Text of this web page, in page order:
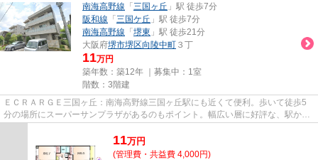
南海高野線 「 三国ヶ丘 」駅 徒歩7分
阪和線 「 三国ケ丘 」駅 徒歩7分
南海高野線 「 堺東 」駅 徒歩21分
大阪府堺市堺区向陵中町 ３丁
11万円
築年数：築12年 ｜募集中： 1室
階数：3階建
ＥＣＲＡＲＧＥ三国ヶ丘：南海高野線三国ヶ丘駅にも近くて便利。歩いて徒歩5
分の場所にスーパーサンプラザがあるのもポイント。幅広い層に好評な、駅から
11万円
(管理費・共益費 4,000円)